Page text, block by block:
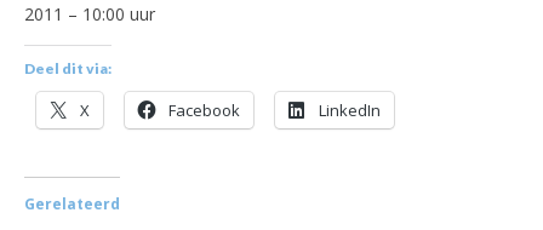
2011 – 10:00 uur
Deel dit via:
X Facebook LinkedIn
Gerelateerd